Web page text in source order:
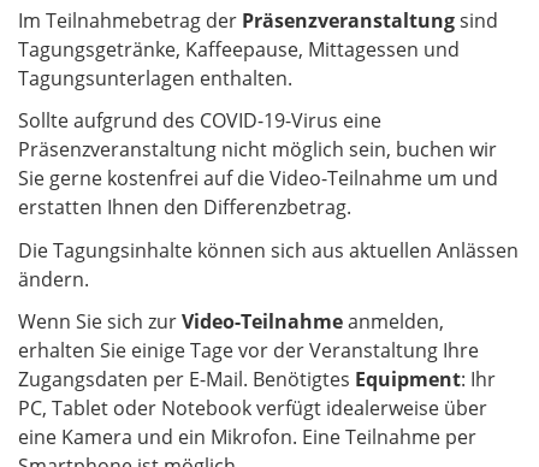
Im Teilnahmebetrag der Präsenzveranstaltungsind
Tagungsgetränke, Kaffeepause, Mittagessen und
Tagungsunterlagen enthalten.
Sollte aufgrund des COVID-19-Virus eine
Präsenzveranstaltung nicht möglich sein, buchen wir
Sie gerne kostenfrei auf die Video-Teilnahme um und
erstatten Ihnen den Differenzbetrag.
Die Tagungsinhalte können sich aus aktuellen Anlässen
ändern.
Wenn Sie sich zurVideo-Teilnahmeanmelden,
erhalten Sie einige Tage vor der Veranstaltung Ihre
Zugangsdaten per E-Mail. Benötigtes Equipment: Ihr
PC, Tablet oder Notebook verfügt idealerweise über
eine Kamera und ein Mikrofon. Eine Teilnahme per